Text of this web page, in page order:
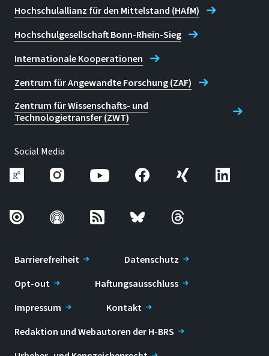
Hochschulallianz für den Mittelstand (HAfM)
Hochschulgesellschaft Bonn-Rhein-Sieg
Internationale Kooperationen
Zentrum für Angewandte Forschung (ZAF)
Zentrum für Wissenschafts- und
Technologietransfer (ZWT)
Social Media
Barrierefreiheit
Datenschutz
Opt-out
Haftungsausschluss
Impressum
Kontakt
Redaktion und Webautoren der H-BRS